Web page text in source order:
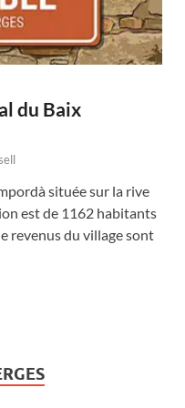
du Baix
située sur la rive
est de 1162 habitants
revenus du village sont